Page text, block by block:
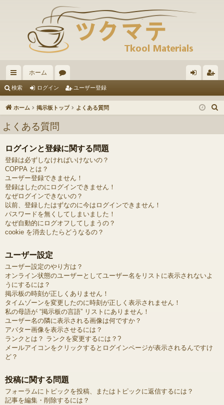
イ
ッ
リ
ン
ク
ホーム
ー
ム
イ ザ
登
検索 ログイン ユーザー登録
ホーム 掲示板トップ よくある質問
よくある質問
ログインと登録に関する問題
登録は必ずしなければいけないの？
COPPA とは？
ユーザー登録できません！
登録はしたのにログインできません！
なぜログインできないの？
以前、登録したはずなのに今はログインできません！
パスワードを無くしてしまいました！
なぜ自動的にログオフしてしまうの？
cookie を消去したらどうなるの？
ユーザー設定
ユーザー設定のやり方は？
オンライン状態のユーザーとしてユーザー名をリストに表示されないよ
うにするには？
掲示板の時刻が正しくありません！
タイムゾーンを変更したのに時刻が正しく表示されません！
私の母語が “掲示板の言語” リストにありません！
ユーザー名の隣に表示される画像は何ですか？
アバター画像を表示させるには？
ランクとは？ ランクを変更するには？?
メールアイコンをクリックするとログインページが表示されるんですけ
ど？
投稿に関する問題
フォーラムにトピックを投稿、またはトピックに返信するには？
記事を編集・削除するには？